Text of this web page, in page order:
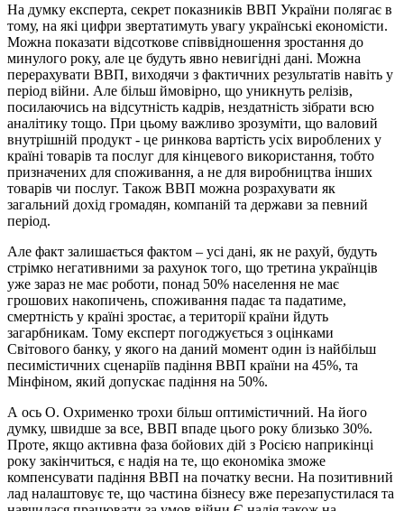
На думку експерта, секрет показників ВВП України полягає в
тому, на які цифри звертатимуть увагу українські економісти.
Можна показати відсоткове співвідношення зростання до
минулого року, але це будуть явно невигідні дані. Можна
перерахувати ВВП, виходячи з фактичних результатів навіть у
період війни. Але більш ймовірно, що уникнуть релізів,
посилаючись на відсутність кадрів, нездатність зібрати всю
аналітику тощо. При цьому важливо зрозуміти, що валовий
внутрішній продукт - це ринкова вартість усіх вироблених у
країні товарів та послуг для кінцевого використання, тобто
призначених для споживання, а не для виробництва інших
товарів чи послуг. Також ВВП можна розрахувати як
загальний дохід громадян, компаній та держави за певний
період.
Але факт залишається фактом – усі дані, як не рахуй, будуть
стрімко негативними за рахунок того, що третина українців
уже зараз не має роботи, понад 50% населення не має
грошових накопичень, споживання падає та падатиме,
смертність у країні зростає, а території країни йдуть
загарбникам. Тому експерт погоджується з оцінками
Світового банку, у якого на даний момент один із найбільш
песимістичних сценаріїв падіння ВВП країни на 45%, та
Мінфіном, який допускає падіння на 50%.
А ось О. Охрименко трохи більш оптимістичний. На його
думку, швидше за все, ВВП впаде цього року близько 30%.
Проте, якщо активна фаза бойових дій з Росією наприкінці
року закінчиться, є надія на те, що економіка зможе
компенсувати падіння ВВП на початку весни. На позитивний
лад налаштовує те, що частина бізнесу вже перезапустилася та